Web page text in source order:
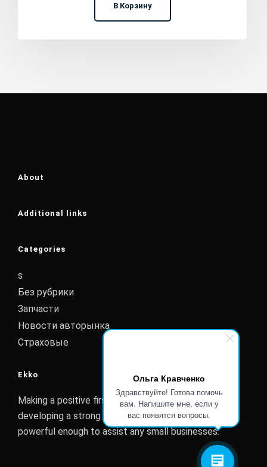
Ольга Кравченко
Здравствуйте! Готова помочь
вам. Напишите мне, если у
вас появятся вопросы.
В Корзину
About
Additional links
Categories
s
Без рубрики
Запчасти
Новости авторынка
Страховые
Ekko
Making a positive first impression is essential to
developing a strong customer relationship. Ekko is
powerful enough to assist any small businesses.